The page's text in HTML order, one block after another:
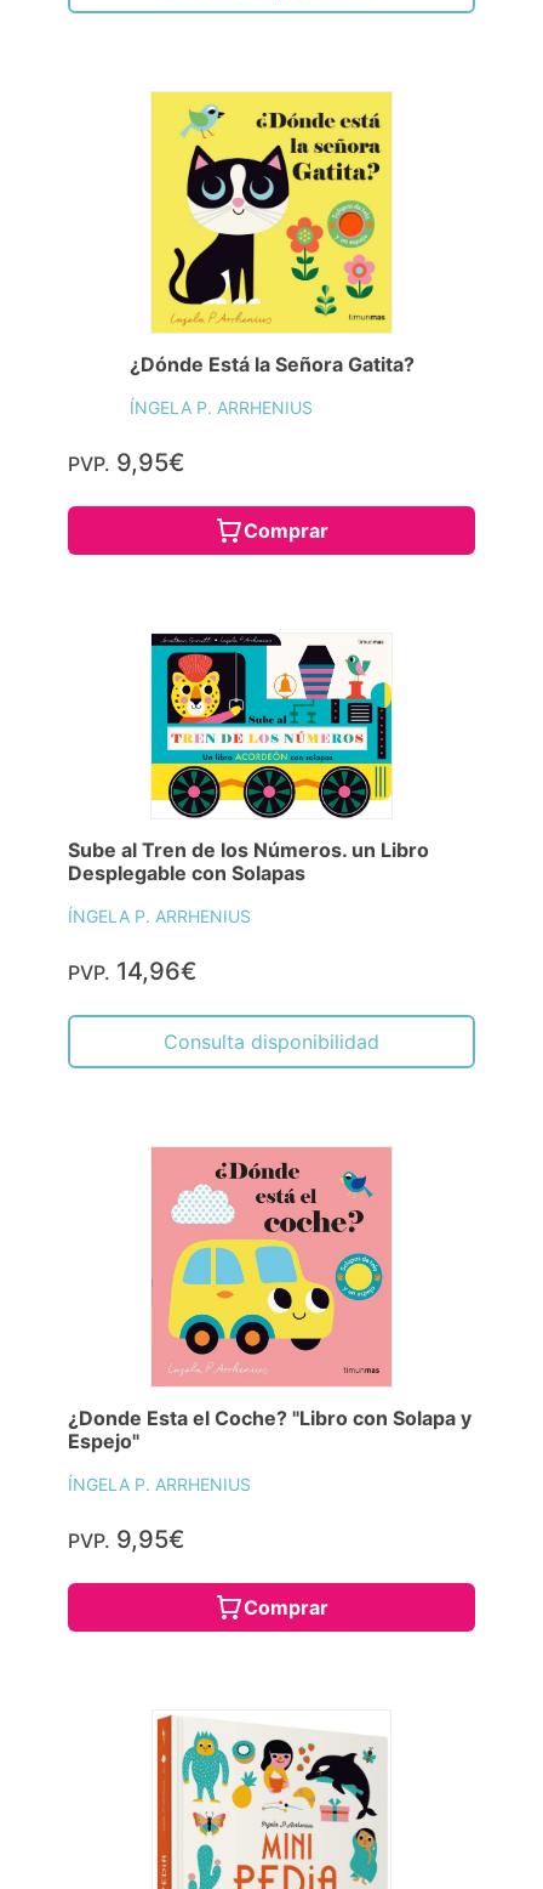
¿Dónde Está la Señora Gatita?
ÍNGELA P. ARRHENIUS
PVP. 9,95€
Comprar
Sube al Tren de los Números. un Libro
Desplegable con Solapas
ÍNGELA P. ARRHENIUS
PVP. 14,96€
Consulta disponibilidad
¿Donde Esta el Coche? "Libro con Solapa y
Espejo"
ÍNGELA P. ARRHENIUS
PVP. 9,95€
Comprar